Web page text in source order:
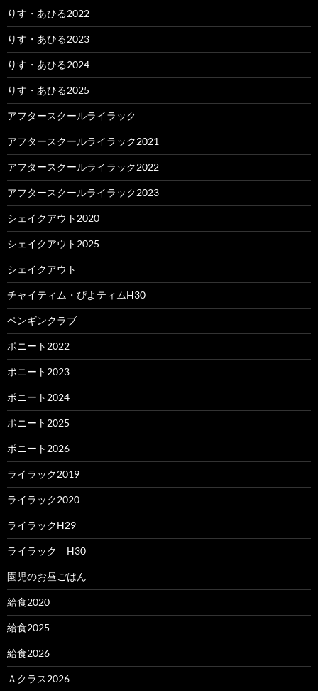
りす・あひる2022
りす・あひる2023
りす・あひる2024
りす・あひる2025
アフタースクールライラック
アフタースクールライラック2021
アフタースクールライラック2022
アフタースクールライラック2023
シェイクアウト2020
シェイクアウト2025
シェイクアウト
チャイティム・ぴよティムH30
ペンギンクラブ
ポニート2022
ポニート2023
ポニート2024
ポニート2025
ポニート2026
ライラック2019
ライラック2020
ライラックH29
ライラック H30
園児のお昼ごはん
給食2020
給食2025
給食2026
Ａクラス2026